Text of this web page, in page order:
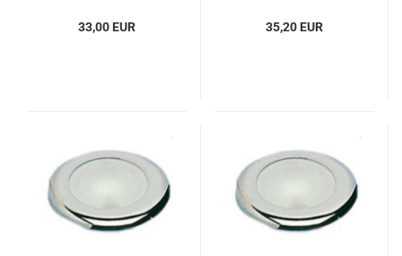
33,00 EUR 35,20 EUR